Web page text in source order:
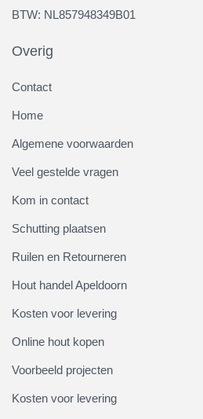
BTW: NL857948349B01
Overig
Contact
Home
Algemene voorwaarden
Veel gestelde vragen
Kom in contact
Schutting plaatsen
Ruilen en Retourneren
Hout handel Apeldoorn
Kosten voor levering
Online hout kopen
Voorbeeld projecten
Kosten voor levering